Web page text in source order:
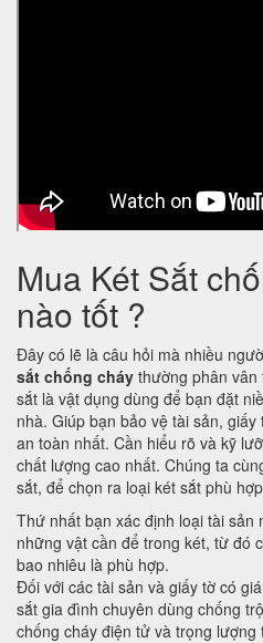
Mua Két Sắt
nào tốt ?
Đây có lẽ là câu hỏi mà nhiều
sắt chống cháy thường phân
sắt là vật dụng dùng để bạn đặt
nhà. Giúp bạn bảo vệ tài sản,
an toàn nhất. Cần hiểu rõ và kỹ
chất lượng cao nhất. Chúng ta
sắt, để chọn ra loại két sắt phù
Thứ nhất bạn xác định loại tài sản
những vật cần để trong két, từ đó
bao nhiêu là phù hợp.
Đối với các tài sản và giấy tờ có
sắt gia đình chuyên dùng chống
chống cháy điện tử và trọng lượng